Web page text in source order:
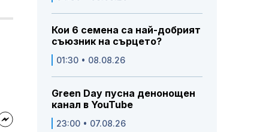
Кои 6 семена са най-добрият
съюзник на сърцето?
01:30 • 08.08.26
Green Day пусна денонощен
канал в YouTube
23:00 • 07.08.26